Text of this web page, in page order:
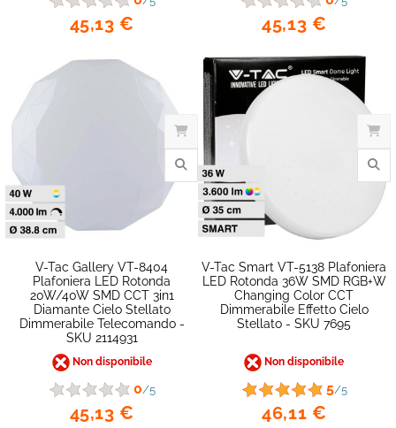
45,13 € 45,13 €
V-Tac Gallery VT-8404
Plafoniera LED Rotonda
20W/40W SMD CCT 3in1
Diamante Cielo Stellato
Dimmerabile Telecomando -
SKU 2114931
Non disponibile
0/5
45,13 €
V-Tac Smart VT-5138 Plafoniera
LED Rotonda 36W SMD RGB+W
Changing Color CCT
Dimmerabile Effetto Cielo
Stellato - SKU 7695
Non disponibile
5/5
46,11 €